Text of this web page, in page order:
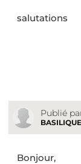
salutations
Publié
Bonjour,